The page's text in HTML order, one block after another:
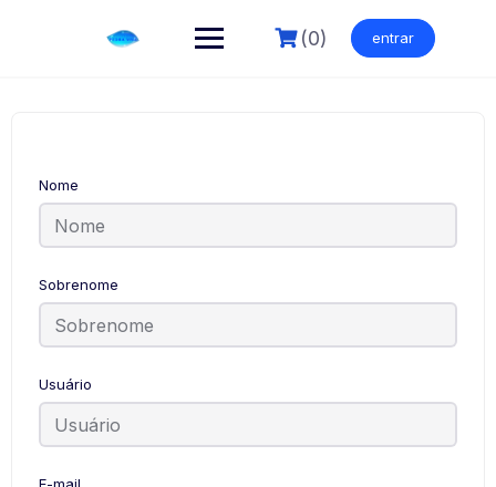
(0) entrar
Nome
Sobrenome
Usuário